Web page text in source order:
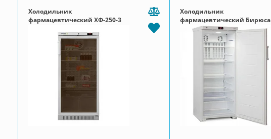
Холодильник
фармацевтический ХФ-250-3
стеклянной дверью
Холодильник
фармацевтический Бирюса
280K-GB